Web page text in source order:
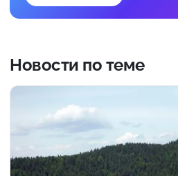
Новости по теме